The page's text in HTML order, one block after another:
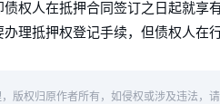
权人在抵押合同签订之日起就享
理抵押权登记手续，但债权人在
版权归原作者所有，如侵权或涉及违法，